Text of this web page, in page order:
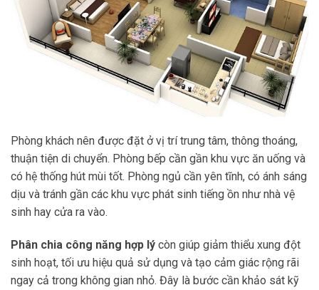
Phòng khách nên được đặt ở vị trí trung tâm, thông thoáng,
thuận tiện di chuyển. Phòng bếp cần gần khu vực ăn uống và
có hệ thống hút mùi tốt. Phòng ngủ cần yên tĩnh, có ánh sáng
dịu và tránh gần các khu vực phát sinh tiếng ồn như nhà vệ
sinh hay cửa ra vào.
Phân chia công năng hợp lý còn giúp giảm thiểu xung đột
sinh hoạt, tối ưu hiệu quả sử dụng và tạo cảm giác rộng rãi
ngay cả trong không gian nhỏ. Đây là bước cần khảo sát kỹ